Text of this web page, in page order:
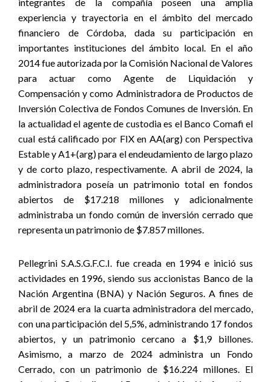
experiencia y trayectoria en el ámbito del mercado
financiero de Córdoba, dada su participación en
importantes instituciones del ámbito local. En el año
2014 fue autorizada por la Comisión Nacional de Valores
para actuar como Agente de Liquidación y
Compensación y como Administradora de Productos de
Inversión Colectiva de Fondos Comunes de Inversión. En
la actualidad el agente de custodia es el Banco Comafi el
cual está calificado por FIX en AA(arg) con Perspectiva
Estable y A1+(arg) para el endeudamiento de largo plazo
y de corto plazo, respectivamente. A abril de 2024, la
administradora poseía un patrimonio total en fondos
abiertos de $17.218 millones y adicionalmente
administraba un fondo común de inversión cerrado que
representa un patrimonio de $7.857 millones.
Pellegrini S.A.S.G.F.C.I. fue creada en 1994 e inició sus
actividades en 1996, siendo sus accionistas Banco de la
Nación Argentina (BNA) y Nación Seguros. A fines de
abril de 2024 era la cuarta administradora del mercado,
con una participación del 5,5%, administrando 17 fondos
abiertos, y un patrimonio cercano a $1,9 billones.
Asimismo, a marzo de 2024 administra un Fondo
Cerrado, con un patrimonio de $16.224 millones. El